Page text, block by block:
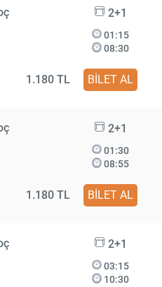
2+1
01:15
08:30
1.180 TL BİLET AL
2+1
01:30
08:55
1.180 TL BİLET AL
2+1
03:15
10:30